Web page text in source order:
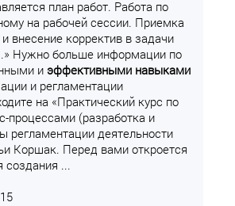
план работ. Работа по
на рабочей сессии. Приемка
и внесение корректив в задачи
Нужно больше информации по
и эффективными навыками
и регламентации
на «Практический курс по
процессами (разработка и
регламентации деятельности
Коршак. Перед вами откроется
создания ...